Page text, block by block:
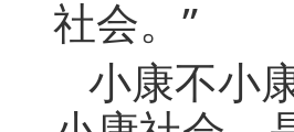
社会。”
小康不小